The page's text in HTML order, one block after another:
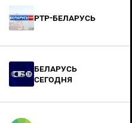
РТР-Беларусь
БЕЛАРУСЬ
СЕГОДНЯ